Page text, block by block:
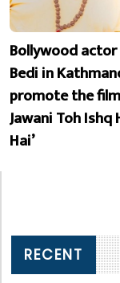
Bollywood actor
Bedi in
promote the film
Jawani Toh Ishq
Hai’
RECENT